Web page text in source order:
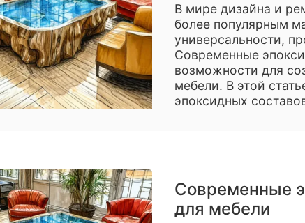
В мире дизайна и
более популярным
универсальности,
Современные
возможности для
мебели. В этой
эпоксидных
Современные
для мебели